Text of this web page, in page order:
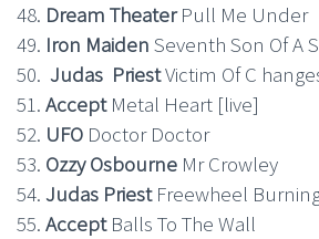
48. Dream TheaterPull Me Under
49. Iron Maiden Seventh Son Of A
50. Judas PriestVictim Of C
51. Accept Metal Heart [live]
52. UFO Doctor Doctor
53. Ozzy Osbourne Mr Crowley
54. Judas Priest Freewheel
55. Accept Balls To The Wall